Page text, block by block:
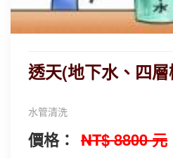
透天(地下水、四
水管清洗
價格： NT$ 8800 元